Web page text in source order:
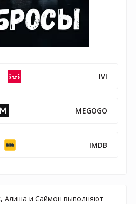
IVI
MEGOGO
IMDB
Алиша и Саймон выполняют